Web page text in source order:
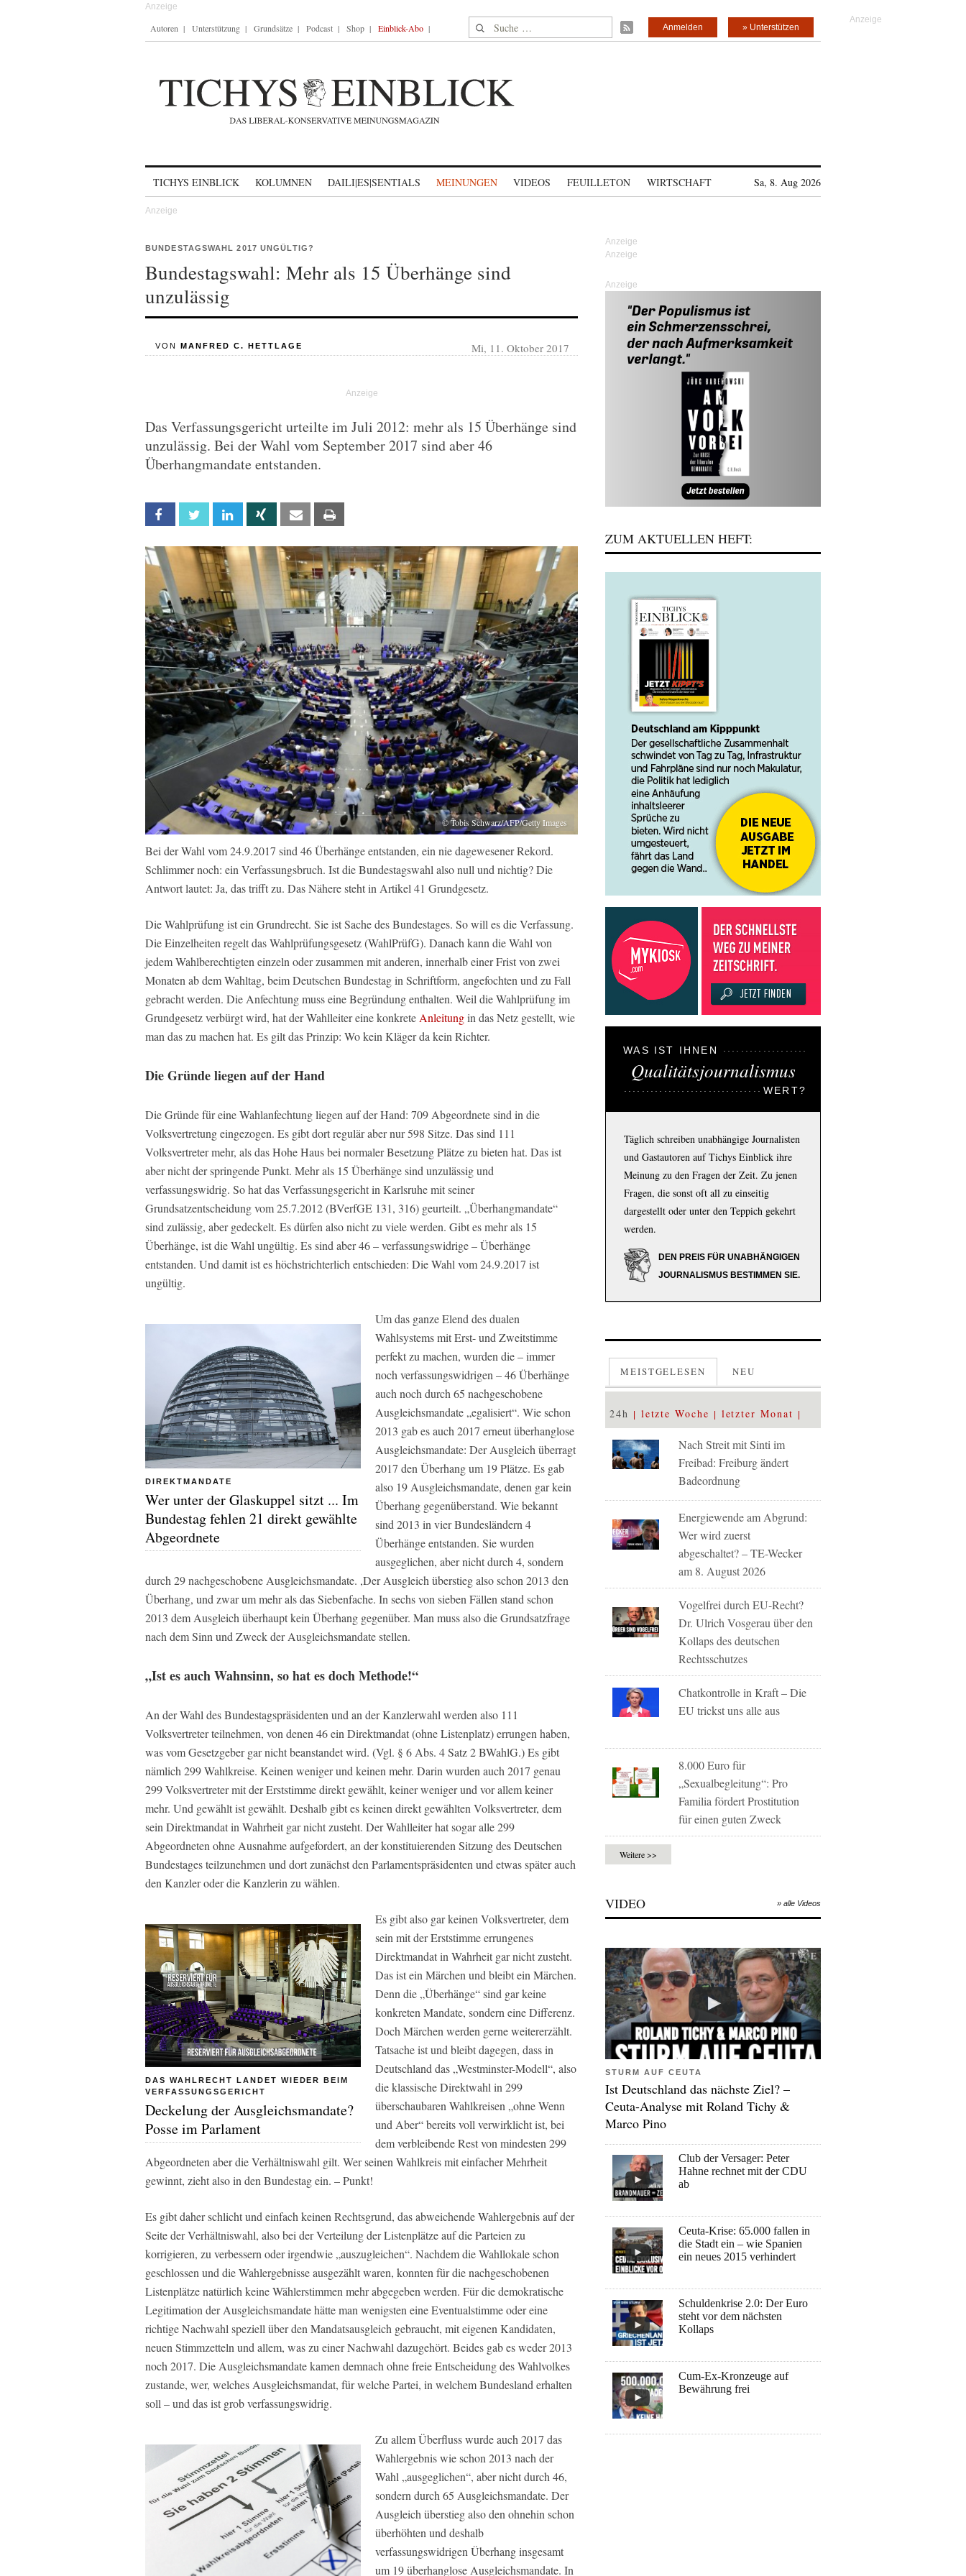
Autoren Unterstützung Grundsätze Podcast Shop Einblick-Abo Suche nach: » Unterstützen
Anmelden
TICHYS EINBLICK KOLUMNEN DAILI|ES|SENTIALS MEINUNGEN VIDEOS FEUILLETON WIRTSCHAFT Sa, 8. Aug 2026
BUNDESTAGSWAHL 2017 UNGÜLTIG?
Bundestagswahl: Mehr als 15 Überhänge sind
unzulässig
VON MANFRED C. HETTLAGE Mi, 11. Oktober 2017
Das Verfassungsgericht urteilte im Juli 2012: mehr als 15 Überhänge sind
unzulässig. Bei der Wahl vom September 2017 sind aber 46
Überhangmandate entstanden.
Facebook Twitter Linkedin Xing Email
© Tobis Schwarz/AFP/Getty Images
Bei der Wahl vom 24.9.2017 sind 46 Überhänge entstanden, ein nie dagewesener Rekord.
Schlimmer noch: ein Verfassungsbruch. Ist die Bundestagswahl also null und nichtig? Die
Antwort lautet: Ja, das trifft zu. Das Nähere steht in Artikel 41 Grundgesetz.
Die Wahlprüfung ist ein Grundrecht. Sie ist Sache des Bundestages. So will es die Verfassung.
Die Einzelheiten regelt das Wahlprüfungsgesetz (WahlPrüfG). Danach kann die Wahl von
jedem Wahlberechtigten einzeln oder zusammen mit anderen, innerhalb einer Frist von zwei
Monaten ab dem Wahltag, beim Deutschen Bundestag in Schriftform, angefochten und zu Fall
gebracht werden. Die Anfechtung muss eine Begründung enthalten. Weil die Wahlprüfung im
Grundgesetz verbürgt wird, hat der Wahlleiter eine konkrete Anleitungin das Netz gestellt, wie
man das zu machen hat. Es gilt das Prinzip: Wo kein Kläger da kein Richter.
Die Gründe liegen auf der Hand
Die Gründe für eine Wahlanfechtung liegen auf der Hand: 709 Abgeordnete sind in die
Volksvertretung eingezogen. Es gibt dort regulär aber nur 598 Sitze. Das sind 111
Volksvertreter mehr, als das Hohe Haus bei normaler Besetzung Plätze zu bieten hat. Das ist
aber nicht der springende Punkt. Mehr als 15 Überhänge sind unzulässig und
verfassungswidrig. So hat das Verfassungsgericht in Karlsruhe mit seiner
Grundsatzentscheidung vom 25.7.2012 (BVerfGE 131, 316) geurteilt. „Überhangmandate“
sind zulässig, aber gedeckelt. Es dürfen also nicht zu viele werden. Gibt es mehr als 15
Überhänge, ist die Wahl ungültig. Es sind aber 46 – verfassungswidrige – Überhänge
entstanden. Und damit ist es höchstrichterlich entschieden: Die Wahl vom 24.9.2017 ist
ungültig.
DIREKTMANDATE
Wer unter der Glaskuppel sitzt ... Im
Bundestag fehlen 21 direkt gewählte
Abgeordnete
Um das ganze Elend des dualen
Wahlsystems mit Erst- und Zweitstimme
perfekt zu machen, wurden die – immer
noch verfassungswidrigen – 46 Überhänge
auch noch durch 65 nachgeschobene
Ausgleichsmandate „egalisiert“. Wie schon
2013 gab es auch 2017 erneut überhanglose
Ausgleichsmandate: Der Ausgleich überragt
2017 den Überhang um 19 Plätze. Es gab
also 19 Ausgleichsmandate, denen gar kein
Überhang gegenüberstand. Wie bekannt
sind 2013 in vier Bundesländern 4
Überhänge entstanden. Sie wurden
ausgeglichen, aber nicht durch 4, sondern
durch 29 nachgeschobene Ausgleichsmandate. ,Der Ausgleich überstieg also schon 2013 den
Überhang, und zwar um mehr als das Siebenfache. In sechs von sieben Fällen stand schon
2013 dem Ausgleich überhaupt kein Überhang gegenüber. Man muss also die Grundsatzfrage
nach dem Sinn und Zweck der Ausgleichsmandate stellen.
„Ist es auch Wahnsinn, so hat es doch Methode!“
An der Wahl des Bundestagspräsidenten und an der Kanzlerwahl werden also 111
Volksvertreter teilnehmen, von denen 46 ein Direktmandat (ohne Listenplatz) errungen haben,
was vom Gesetzgeber gar nicht beanstandet wird. (Vgl. § 6 Abs. 4 Satz 2 BWahlG.) Es gibt
nämlich 299 Wahlkreise. Keinen weniger und keinen mehr. Darin wurden auch 2017 genau
299 Volksvertreter mit der Erststimme direkt gewählt, keiner weniger und vor allem keiner
mehr. Und gewählt ist gewählt. Deshalb gibt es keinen direkt gewählten Volksvertreter, dem
sein Direktmandat in Wahrheit gar nicht zusteht. Der Wahlleiter hat sogar alle 299
Abgeordneten ohne Ausnahme aufgefordert, an der konstituierenden Sitzung des Deutschen
Bundestages teilzunehmen und dort zunächst den Parlamentspräsidenten und etwas später auch
den Kanzler oder die Kanzlerin zu wählen.
DAS WAHLRECHT LANDET WIEDER BEIM
VERFASSUNGSGERICHT
Deckelung der Ausgleichsmandate?
Posse im Parlament
Es gibt also gar keinen Volksvertreter, dem
sein mit der Erststimme errungenes
Direktmandat in Wahrheit gar nicht zusteht.
Das ist ein Märchen und bleibt ein Märchen.
Denn die „Überhänge“ sind gar keine
konkreten Mandate, sondern eine Differenz.
Doch Märchen werden gerne weitererzählt.
Tatsache ist und bleibt dagegen, dass in
Deutschland das „Westminster-Modell“, also
die klassische Direktwahl in 299
überschaubaren Wahlkreisen „ohne Wenn
und Aber“ bereits voll verwirklicht ist, bei
dem verbleibende Rest von mindesten 299
Abgeordneten aber die Verhältniswahl gilt. Wer seinen Wahlkreis mit einfacher Mehrheit
gewinnt, zieht also in den Bundestag ein. – Punkt!
Es gibt daher schlicht und einfach keinen Rechtsgrund, das abweichende Wahlergebnis auf der
Seite der Verhältniswahl, also bei der Verteilung der Listenplätze auf die Parteien zu
korrigieren, zu verbessern oder irgendwie „auszugleichen“. Nachdem die Wahllokale schon
geschlossen und die Wahlergebnisse ausgezählt waren, konnten für die nachgeschobenen
Listenplätze natürlich keine Wählerstimmen mehr abgegeben werden. Für die demokratische
Legitimation der Ausgleichsmandate hätte man wenigsten eine Eventualstimme oder eine
richtige Nachwahl speziell über den Mandatsausgleich gebraucht, mit eigenen Kandidaten,
neuen Stimmzetteln und allem, was zu einer Nachwahl dazugehört. Beides gab es weder 2013
noch 2017. Die Ausgleichsmandate kamen demnach ohne freie Entscheidung des Wahlvolkes
zustande, wer, welches Ausgleichsmandat, für welche Partei, in welchem Bundesland erhalten
soll – und das ist grob verfassungswidrig.
Zu allem Überfluss wurde auch 2017 das
Wahlergebnis wie schon 2013 nach der
Wahl „ausgeglichen“, aber nicht durch 46,
sondern durch 65 Ausgleichsmandate. Der
Ausgleich überstieg also den ohnehin schon
überhöhten und deshalb
verfassungswidrigen Überhang insgesamt
um 19 überhanglose Ausgleichsmandate. In
Anzeige
ZUM AKTUELLEN HEFT:
WAS IST IHNEN
Qualitätsjournalismus
WERT?
Täglich schreiben unabhängige Journalisten
und Gastautoren auf Tichys Einblick ihre
Meinung zu den Fragen der Zeit. Zu jenen
Fragen, die sonst oft all zu einseitig
dargestellt oder unter den Teppich gekehrt
werden.
DEN PREIS FÜR UNABHÄNGIGEN
JOURNALISMUS BESTIMMEN SIE.
MEISTGELESEN NEU
24h letzte Woche letzter Monat
Nach Streit mit Sinti im
Freibad: Freiburg ändert
Badeordnung
Energiewende am Abgrund:
Wer wird zuerst
abgeschaltet? – TE-Wecker
am 8. August 2026
Vogelfrei durch EU-Recht?
Dr. Ulrich Vosgerau über den
Kollaps des deutschen
Rechtsschutzes
Chatkontrolle in Kraft – Die
EU trickst uns alle aus
8.000 Euro für
„Sexualbegleitung“: Pro
Familia fördert Prostitution
für einen guten Zweck
Weitere >>
VIDEO » alle Videos
STURM AUF CEUTA
Ist Deutschland das nächste Ziel? –
Ceuta-Analyse mit Roland Tichy &
Marco Pino
Club der Versager: Peter
Hahne rechnet mit der CDU
ab
Ceuta-Krise: 65.000 fallen in
die Stadt ein – wie Spanien
ein neues 2015 verhindert
Schuldenkrise 2.0: Der Euro
steht vor dem nächsten
Kollaps
Cum-Ex-Kronzeuge auf
Bewährung frei